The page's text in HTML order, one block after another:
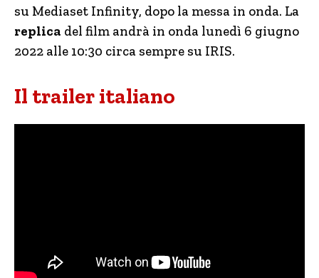
su Mediaset Infinity, dopo la messa in onda. La
replica del film andrà in onda lunedì 6 giugno
2022 alle 10:30 circa sempre su IRIS.
Il trailer italiano